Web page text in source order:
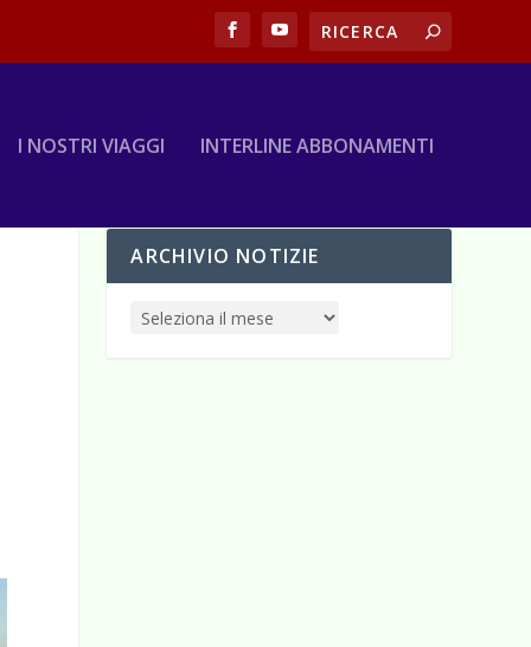
I NOSTRI VIAGGI INTERLINE ABBONAMENTI
ARCHIVIO NOTIZIE